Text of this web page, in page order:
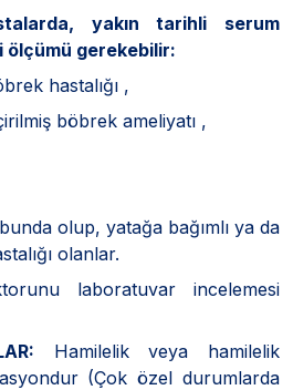
yakın tarihli serum
gerekebilir:
hastalığı ,
böbrek ameliyatı ,
olup, yatağa bağımlı ya da
olanlar.
laboratuvar incelemesi
Hamilelik veya hamilelik
(Çok özel durumlarda